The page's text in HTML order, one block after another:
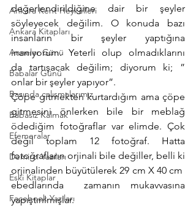
Ankara Kent Heykelleri
Ankara Kitapları
Anneler Günü
Babalar Günü
Basında çalışmalarımız
Babasız Kalmak
Efemeralar
Demirci Yazıları
Eski Kitaplar
Facebook Yazıları
değerlendirildiğine dair bir şeyler
söyleyecek değilim. O konuda bazı
insanların bir şeyler yaptığına
inanıyorum. Yeterli olup olmadıklarını
da tartışacak değilim; diyorum ki; ”
onlar bir şeyler yapıyor”.
Çöpe gitmekten kurtardığım ama çöpe
gitmesini önlerken bile bir meblağ
ödediğim fotoğraflar var elimde. Çok
değil toplam 12 fotoğraf. Hatta
fotoğrafların orjinali bile değiller, belli ki
orjinalinden büyütülerek 29 cm X 40 cm
ebedlarında  zamanın mukavvasına
yapıştırılmışlar.